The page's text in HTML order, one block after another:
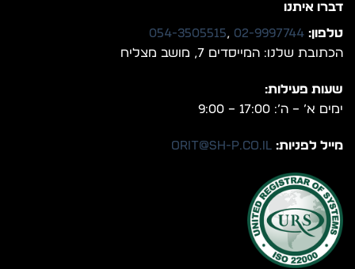
דברו איתנו
טלפון: 02-9997744
,
054-3505515
הכתובת שלנו: המייסדים 7, מושב מצליח
שעות פעילות:
ימים א’ – ה’: 17:00 – 9:00
מייל לפניות: orit@sh-p.co.il